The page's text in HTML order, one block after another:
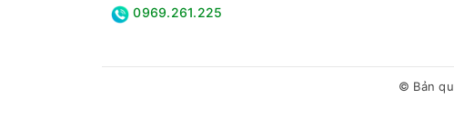
0969.261.225
© Bản